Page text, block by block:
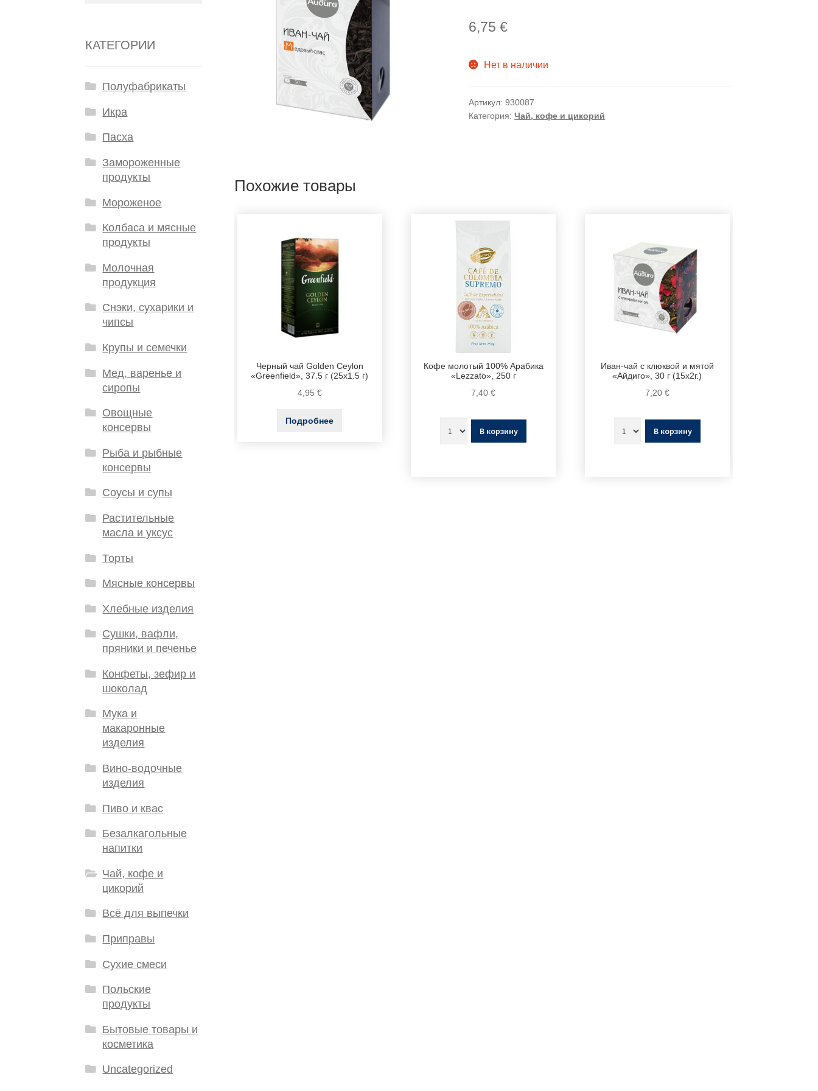
6,75€
Нет в наличии
Артикул:930087
Категория:Чай, кофе и цикорий
Похожие товары
Черный чай Golden Ceylon
«Greenfield», 37.5 г (25х1.5 г)
4,95 €
Подробнее
Кофе молотый 100% Арабика
«Lezzato», 250 г
7,40€
В корзину
Иван-чай с клюквой и мятой
«Айдиго», 30 г (15х2г.)
7,20 €
В корзину
КАТЕГОРИИ
Полуфабрикаты
Икра
Пасха
Замороженные
продукты
Мороженое
Колбаса и мясные
продукты
Молочная
продукция
Снэки, сухарики и
чипсы
Крупы и семечки
Мед, варенье и
сиропы
Овощные
консервы
Рыба и рыбные
консервы
Соусы и супы
Растительные
масла и уксус
Торты
Мясные консервы
Хлебные изделия
Сушки, вафли,
пряники и печенье
Конфеты, зефир и
шоколад
Мука и
макаронные
изделия
Вино-водочные
изделия
Пиво и квас
Безалкагольные
напитки
Чай, кофе и
цикорий
Всё для выпечки
Приправы
Сухие смеси
Польские
продукты
Бытовые товары и
косметика
Uncategorized